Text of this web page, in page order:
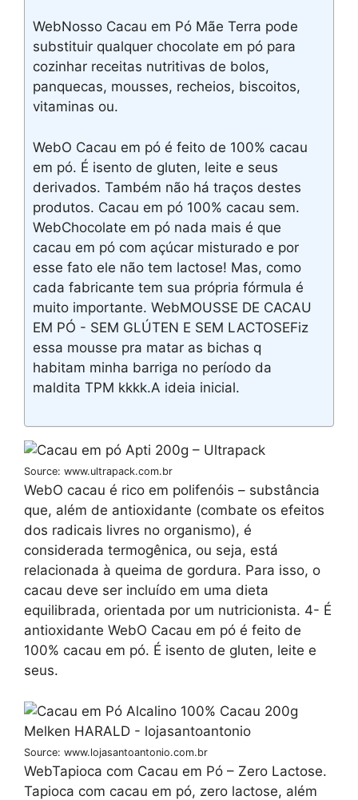
WebNosso Cacau em Pó Mãe Terra pode
substituir qualquer chocolate em pó para
cozinhar receitas nutritivas de bolos,
panquecas, mousses, recheios, biscoitos,
vitaminas ou.
WebO Cacau em pó é feito de 100% cacau
em pó. É isento de gluten, leite e seus
derivados. Também não há traços destes
produtos. Cacau em pó 100% cacau sem.
WebChocolate em pó nada mais é que
cacau em pó com açúcar misturado e por
esse fato ele não tem lactose! Mas, como
cada fabricante tem sua própria fórmula é
muito importante. WebMOUSSE DE CACAU
EM PÓ - SEM GLÚTEN E SEM LACTOSEFiz
essa mousse pra matar as bichas q
habitam minha barriga no período da
maldita TPM kkkk.A ideia inicial.
Source: www.ultrapack.com.br
WebO cacau é rico em polifenóis – substância
que, além de antioxidante (combate os efeitos
dos radicais livres no organismo), é
considerada termogênica, ou seja, está
relacionada à queima de gordura. Para isso, o
cacau deve ser incluído em uma dieta
equilibrada, orientada por um nutricionista. 4- É
antioxidante WebO Cacau em pó é feito de
100% cacau em pó. É isento de gluten, leite e
seus.
Source: www.lojasantoantonio.com.br
WebTapioca com Cacau em Pó – Zero Lactose.
Tapioca com cacau em pó, zero lactose, além